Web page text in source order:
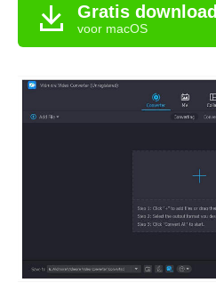
Gratis download
voor macOS